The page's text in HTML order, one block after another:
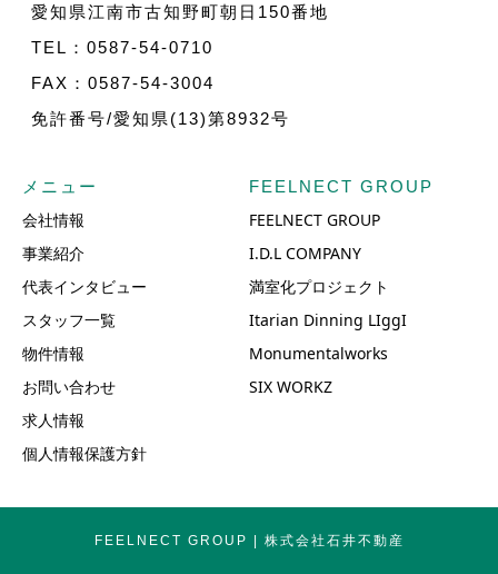
愛知県江南市古知野町朝日150番地
TEL：0587-54-0710
FAX：0587-54-3004
免許番号/愛知県(13)第8932号
メニュー
会社情報
事業紹介
代表インタビュー
スタッフ一覧
物件情報
お問い合わせ
求人情報
個人情報保護方針
FEELNECT GROUP
FEELNECT GROUP
I.D.L COMPANY
満室化プロジェクト
Itarian Dinning LIggI
Monumentalworks
SIX WORKZ
FEELNECT GROUP | 株式会社石井不動産